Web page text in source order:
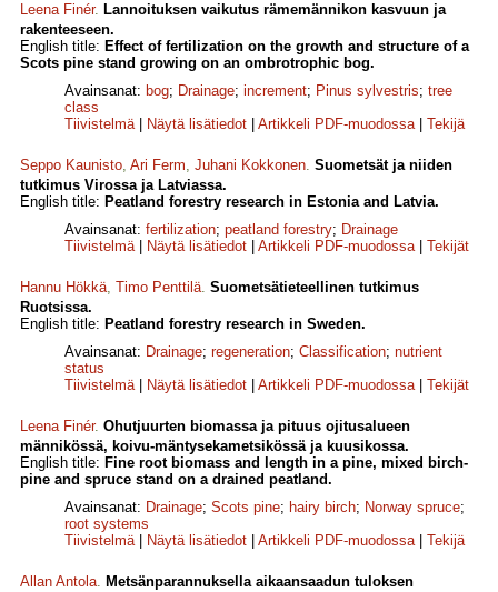
Leena Finér. Lannoituksen vaikutus rämemännikon kasvuun ja
rakenteeseen.
English title: Effect of fertilization on the growth and structure of a
Scots pine stand growing on an ombrotrophic bog.
Avainsanat: bog; Drainage; increment; Pinus sylvestris; tree
class
Tiivistelmä| Näytä lisätiedot Artikkeli PDF-muodossa| Tekijä
Seppo Kaunisto, Ari Ferm, Juhani Kokkonen. Suometsät ja niiden
tutkimus Virossa ja Latviassa.
English title: Peatland forestry research in Estonia and Latvia.
Avainsanat: fertilization; peatland forestry; Drainage
Tiivistelmä| Näytä lisätiedot Artikkeli PDF-muodossa| Tekijät
Hannu Hökkä, Timo Penttilä. Suometsätieteellinen tutkimus
Ruotsissa.
English title: Peatland forestry research in Sweden.
Avainsanat: Drainage; regeneration; Classification; nutrient
status
Tiivistelmä| Näytä lisätiedot Artikkeli PDF-muodossa| Tekijät
Leena Finér. Ohutjuurten biomassa ja pituus ojitusalueen
männikössä, koivu-mäntysekametsikössä ja kuusikossa.
English title: Fine root biomass and length in a pine, mixed birch-
pine and spruce stand on a drained peatland.
Avainsanat: Drainage; Scots pine; hairy birch; Norway spruce;
root systems
Tiivistelmä| Näytä lisätiedot Artikkeli PDF-muodossa| Tekijä
Allan Antola. Metsänparannuksella aikaansaadun tuloksen